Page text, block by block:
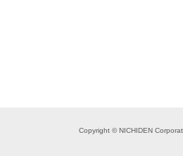
Copyright © NICHIDEN